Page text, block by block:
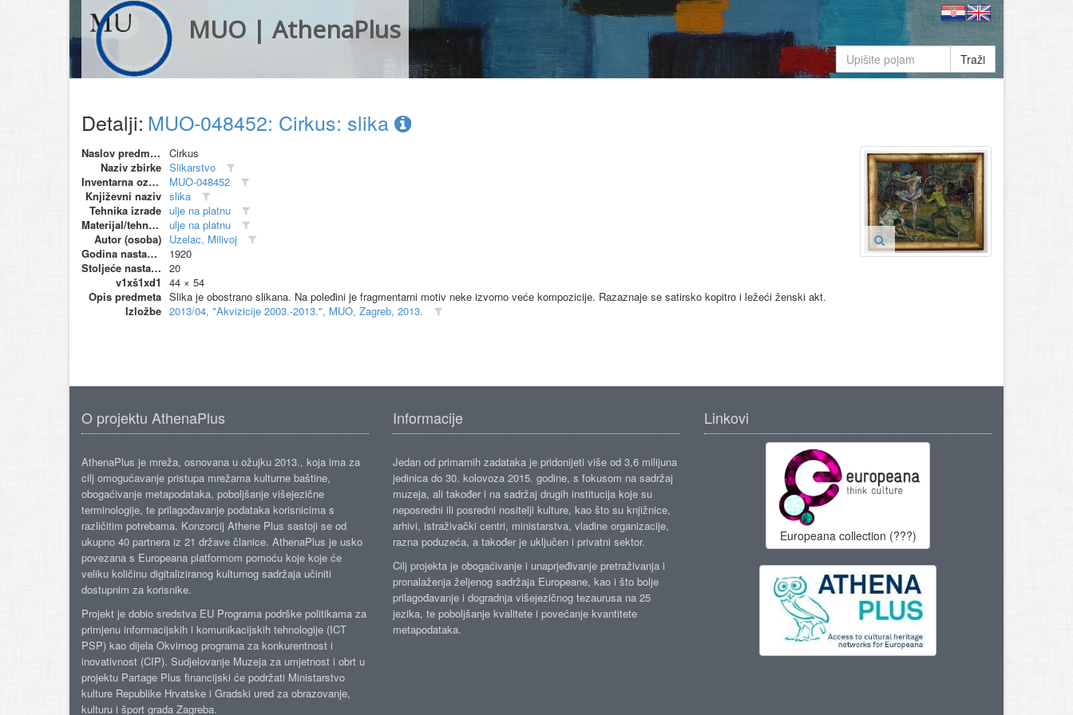
MUO | AthenaPlus
Traži
Detalji: MUO-048452: Cirkus: slika
Naslov predmeta
Cirkus
Naziv zbirke Slikarstvo
Inventarna oznaka
MUO-048452
Književni naziv slika
Tehnika izrade ulje na platnu
Materijal/tehnika
ulje na platnu
Autor (osoba) Uzelac, Milivoj
Godina nastanka
1920
Stoljeće nastanka 20
v1xš1xd1
44 × 54
Opis predmeta Slika je obostrano slikana. Na poleđini je fragmentarni motiv neke izvorno veće kompozicije. Razaznaje se satirsko kopitro i ležeći ženski akt.
Izložbe 2013/04, "Akvizicije 2003.-2013.", MUO, Zagreb, 2013.
O projektu AthenaPlus
AthenaPlus je mreža, osnovana u ožujku 2013., koja ima za
cilj omogućavanje pristupa mrežama kulturne baštine,
obogaćivanje metapodataka, poboljšanje višejezične
terminologije, te prilagođavanje podataka korisnicima s
različitim potrebama. Konzorcij Athene Plus sastoji se od
ukupno 40 partnera iz 21 države članice. AthenaPlus je usko
povezana s Europeana platformom pomoću koje koje će
veliku količinu digitaliziranog kulturnog sadržaja učiniti
dostupnim za korisnike.
Projekt je dobio sredstva EU Programa podrške politikama za
primjenu informacijskih i komunikacijskih tehnologije (ICT
PSP) kao dijela Okvirnog programa za konkurentnost i
inovativnost (CIP). Sudjelovanje Muzeja za umjetnost i obrt u
projektu Partage Plus financijski će podržati Ministarstvo
kulture Republike Hrvatske i Gradski ured za obrazovanje,
kulturu i šport grada Zagreba.
Informacije
Jedan od primarnih zadataka je pridonijeti više od 3,6 milijuna
jedinica do 30. kolovoza 2015. godine, s fokusom na sadržaj
muzeja, ali također i na sadržaj drugih institucija koje su
neposredni ili posredni nositelji kulture, kao što su knjižnice,
arhivi, istraživački centri, ministarstva, vladine organizacije,
razna poduzeća, a također je uključen i privatni sektor.
Cilj projekta je obogaćivanje i unaprjeđivanje pretraživanja i
pronalaženja željenog sadržaja Europeane, kao i što bolje
prilagođavanje i dogradnja višejezičnog tezaurusa na 25
jezika, te poboljšanje kvalitete i povećanje kvantitete
metapodataka.
Linkovi
Europeana collection (???)